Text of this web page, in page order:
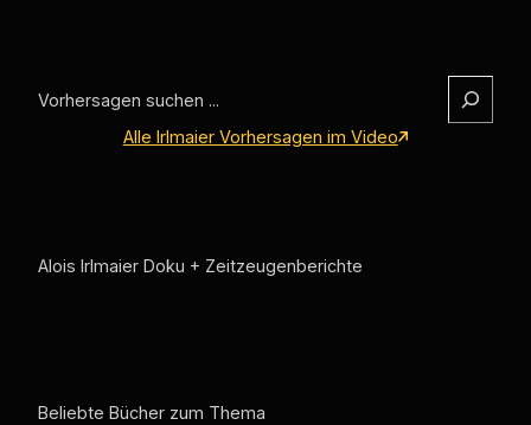
e
Alle Irlmaier Vorhersagen im Video
Alois Irlmaier Doku + Zeitzeugenberichte
Beliebte Bücher zum Thema